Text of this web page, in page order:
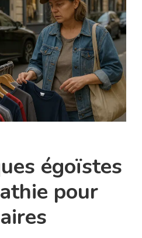
égoïstes
pour